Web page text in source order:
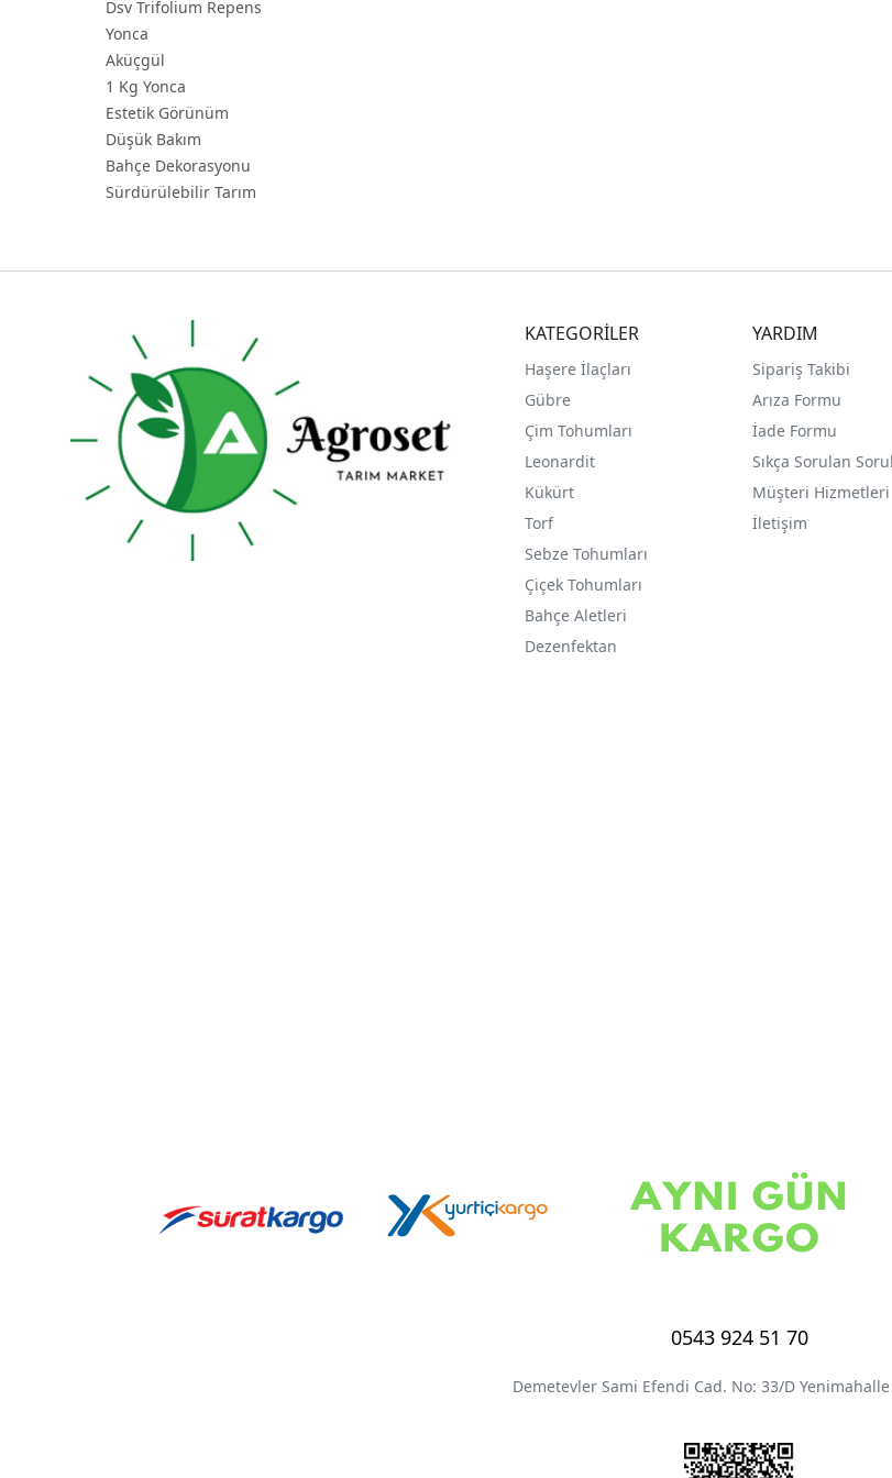
Dsv Trifolium Repens
Yonca
Aküçgül
1 Kg Yonca
Estetik Görünüm
Düşük Bakım
Bahçe Dekorasyonu
Sürdürülebilir Tarım
KATEGORİLER
Haşere İlaçları
Gübre
Çim Tohumları
Leonardit
Kükürt
Torf
Sebze Tohumları
Çiçek Tohumları
Bahçe Aletleri
Dezenfektan
YARDIM
Sipariş Takibi
Arıza Formu
İade Formu
Sıkça Sorulan
Müşteri Hizmetleri
İletişim
0543 924 51 70
Demetevler Sami Efendi Cad. No: 33/D Yenimahalle